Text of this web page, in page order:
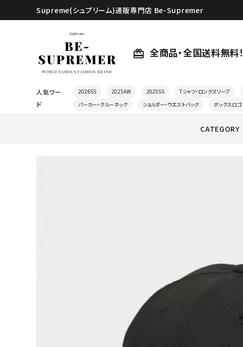
Supreme(シュプリーム)通販専門店 Be-Supremer
card_giftcard 全商品・全国送料無料！
人気ワー
ド
2026SS 2025AW 2025SS Tシャツ・ロングスリーブ
パーカー・クルーネック
ショルダー・ウエストバッグ ボックスロゴ
CATEGORY